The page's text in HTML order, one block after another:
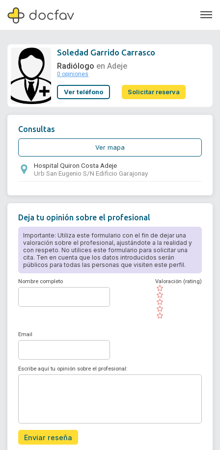
Soporte
Soledad Garrido Carrasco
Radiólogo en Adeje
0 opiniones
Ver teléfono Solicitar reserva
Consultas
Ver mapa
Hospital Quiron Costa Adeje
Urb San Eugenio S/N Edificio Garajonay
Deja tu opinión sobre el profesional
Importante: Utiliza este formulario con el fin de dejar una
valoración sobre el profesional, ajustándote a la realidad y
con respeto. No utilices este formulario para solicitar una
cita. Ten en cuenta que los datos introducidos serán
públicos para todas las personas que visiten este perfil.
Nombre completo
( )
( )
( )
( )
( )
Valoración (rating)
Email
Escribe aquí tu opinión sobre el profesional:
Enviar reseña